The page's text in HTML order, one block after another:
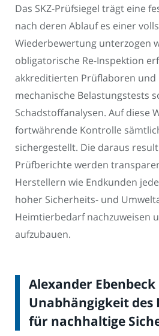
Das SKZ-Prüfsiegel trägt eine
nach deren Ablauf es einer
Wiederbewertung unterzogen
obligatorische Re-Inspektion
akkreditierten Prüflaboren und
mechanische Belastungstests
Schadstoffanalysen. Auf diese
fortwährende Kontrolle
sichergestellt. Die daraus
Prüfberichte werden
Herstellern wie Endkunden
hoher Sicherheits- und
Heimtierbedarf nachzuweisen
aufzubauen.
Alexander
Unabhängigkeit des
für nachhaltige